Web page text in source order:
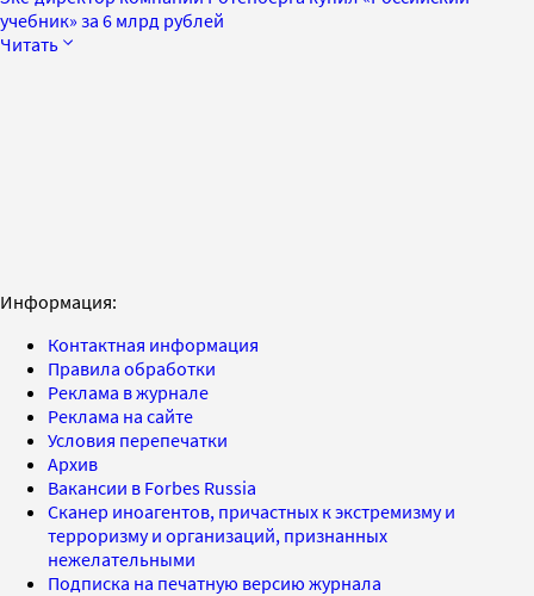
учебник» за 6 млрд рублей
Читать
Информация:
Контактная информация
Правила обработки
Реклама в журнале
Реклама на сайте
Условия перепечатки
Архив
Вакансии в Forbes Russia
Сканер иноагентов, причастных к экстремизму и
терроризму и организаций, признанных
нежелательными
Подписка на печатную версию журнала